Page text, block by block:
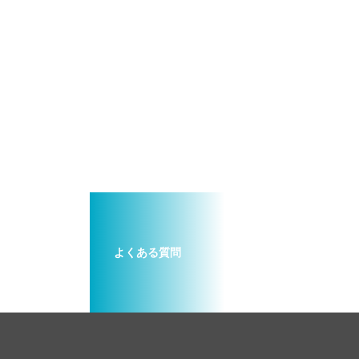
よくある質問